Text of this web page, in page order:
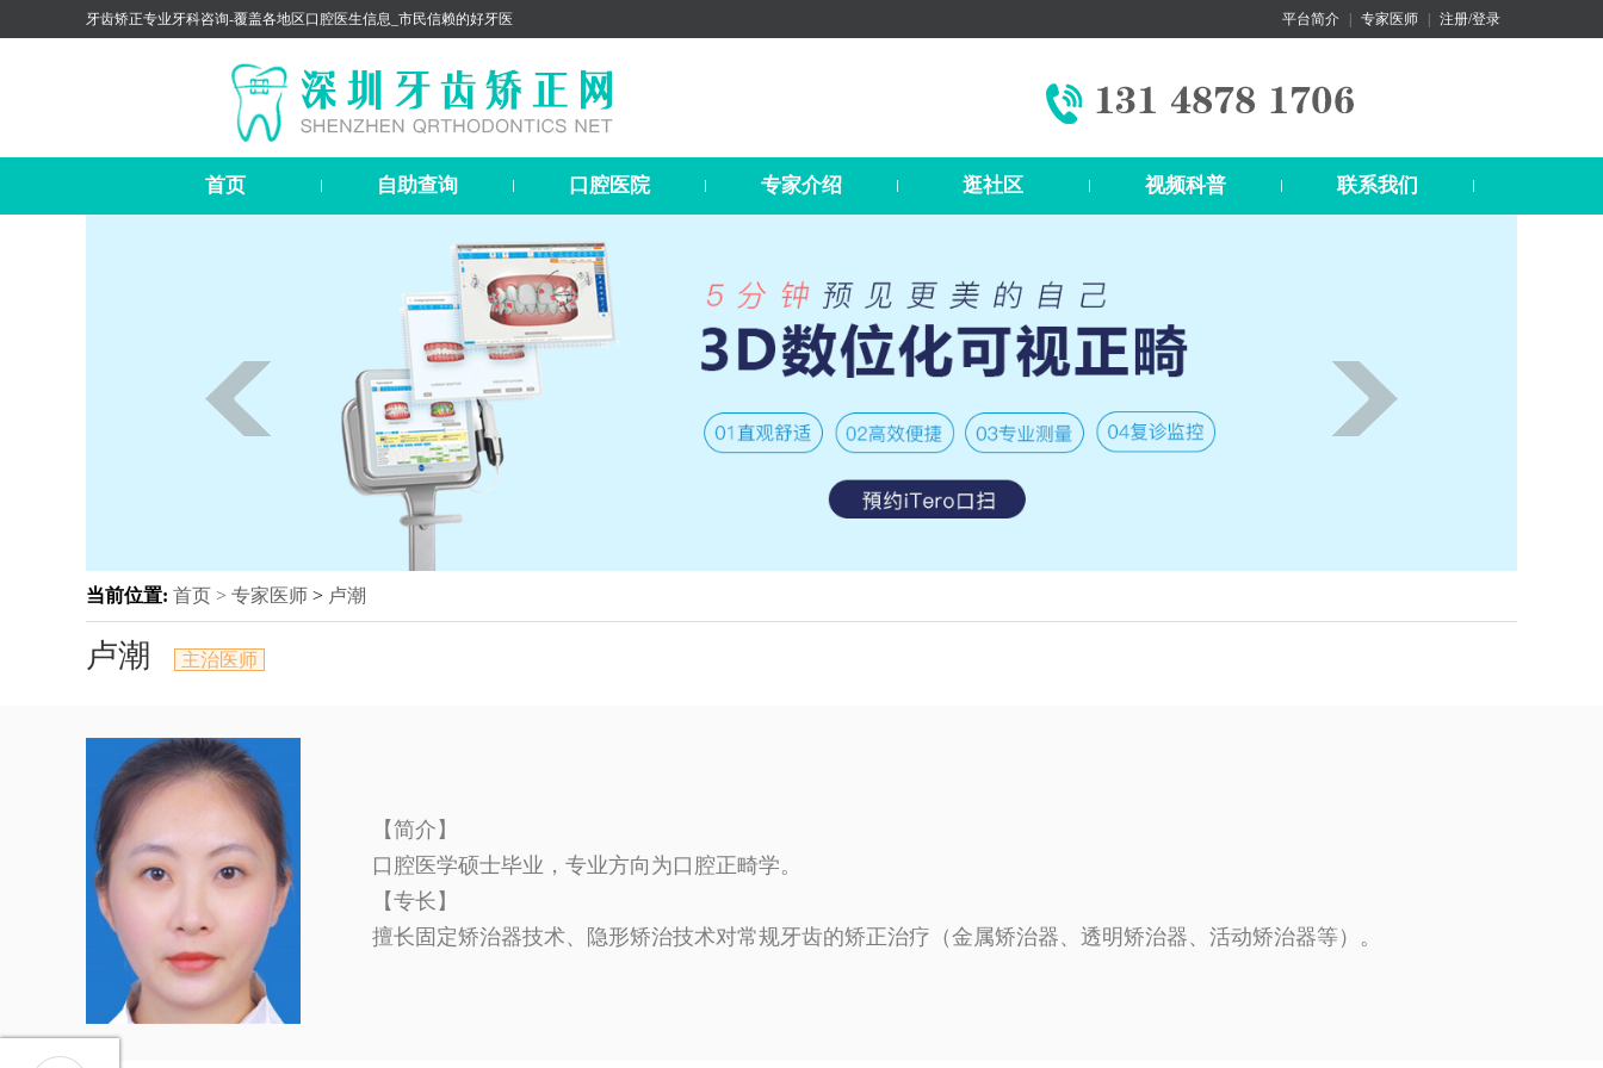
牙齿矫正专业牙科咨询-覆盖各地区口腔医生信息_市民信赖的好牙医 平台简介 专家医师 注册/登录
首页 自助查询 口腔医院 专家介绍 逛社区 视频科普 联系我们
当前位置: 首页 > 专家医师 > 卢潮
卢潮 主治医师
【简介】
口腔医学硕士毕业，专业方向为口腔正畸学。
【专长】
擅长固定矫治器技术、隐形矫治技术对常规牙齿的矫正治疗（金属矫治器、透明矫治器、活动矫治器等）。